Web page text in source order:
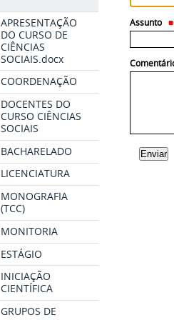
APRESENTAÇÃO
DO CURSO DE
CIÊNCIAS
SOCIAIS.docx
COORDENAÇÃO
DOCENTES DO
CURSO CIÊNCIAS
SOCIAIS
BACHARELADO
LICENCIATURA
MONOGRAFIA
(TCC)
MONITORIA
ESTÁGIO
INICIAÇÃO
CIENTÍFICA
GRUPOS DE
Assunto